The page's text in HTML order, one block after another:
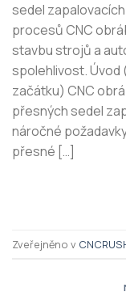
sedel
procesů CNC
stavbu strojů a
spolehlivost. Úvod
začátku) CNC
přesných sedel
náročné
přesné […]
Zveřejněno v